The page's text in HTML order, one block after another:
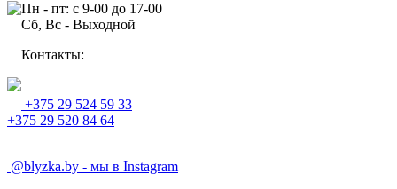
Пн - пт: с 9-00 до 17-00
Сб, Вс - Выходной
Контакты:
+375 29 524 59 33
+375 29 520 84 64
@blyzka.by - мы в Instagram